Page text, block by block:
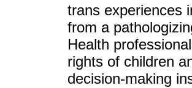
trans experiences
from a
Health
rights of children
decision-making